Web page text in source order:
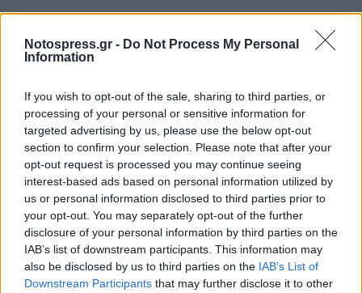
Notospress.gr - Do Not Process My Personal
Information
If you wish to opt-out of the sale, sharing to third parties, or
processing of your personal or sensitive information for
targeted advertising by us, please use the below opt-out
section to confirm your selection. Please note that after your
opt-out request is processed you may continue seeing
interest-based ads based on personal information utilized by
us or personal information disclosed to third parties prior to
your opt-out. You may separately opt-out of the further
disclosure of your personal information by third parties on the
IAB’s list of downstream participants. This information may
also be disclosed by us to third parties on the IAB’s List of
Downstream Participants that may further disclose it to other